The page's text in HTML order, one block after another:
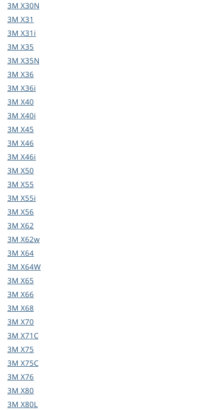
3M X30N
3M X31
3M X31i
3M X35
3M X35N
3M X36
3M X36i
3M X40
3M X40i
3M X45
3M X46
3M X46i
3M X50
3M X55
3M X55i
3M X56
3M X62
3M X62w
3M X64
3M X64W
3M X65
3M X66
3M X68
3M X70
3M X71C
3M X75
3M X75C
3M X76
3M X80
3M X80L